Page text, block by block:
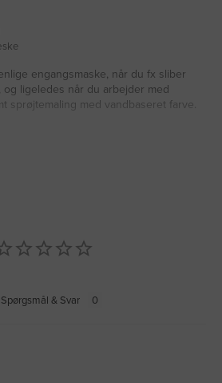
engangsmaske, når du fx sliber
ligeledes når du arbejder med
sprøjtemaling med vandbaseret farve.
Spørgsmål & Svar